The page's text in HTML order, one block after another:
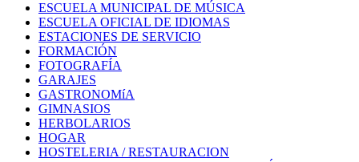
ESCUELA MUNICIPAL DE MÚSICA
ESCUELA OFICIAL DE IDIOMAS
ESTACIONES DE SERVICIO
FORMACIÓN
FOTOGRAFÍA
GARAJES
GASTRONOMíA
GIMNASIOS
HERBOLARIOS
HOGAR
HOSTELERIA / RESTAURACION